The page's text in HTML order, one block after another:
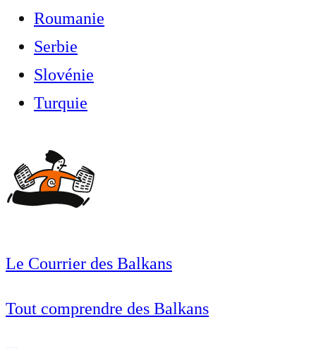
Roumanie
Serbie
Slovénie
Turquie
Le Courrier des Balkans
Tout comprendre des Balkans